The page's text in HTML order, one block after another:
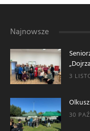
Najnowsze
3
30